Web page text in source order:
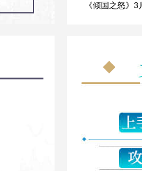
03-11
《倾国之怒》
《倾国之怒》